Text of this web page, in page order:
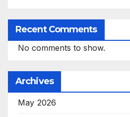
Recent Comments
No comments to show.
Archives
May 2026